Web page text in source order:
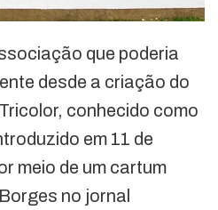
que poderia
desde a criação do
conhecido como
em 11 de
meio de um cartum
no jornal